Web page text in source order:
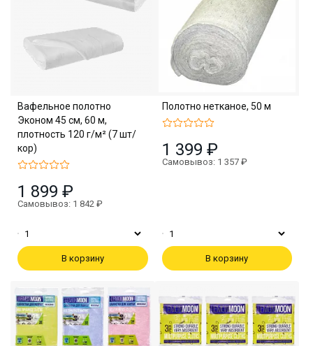
Вафельное полотно
Эконом 45 см, 60 м,
плотность 120 г/м² (7 шт/
кор)
1 899 ₽
Самовывоз: 1 842 ₽
В корзину
Полотно нетканое, 50 м
1 399 ₽
Самовывоз: 1 357 ₽
В корзину